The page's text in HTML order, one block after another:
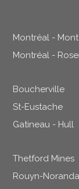
Montréal -
Montréal -
Boucherville
St-Eustache
Gatineau - Hull
Thetford Mines
Rouyn-Noranda